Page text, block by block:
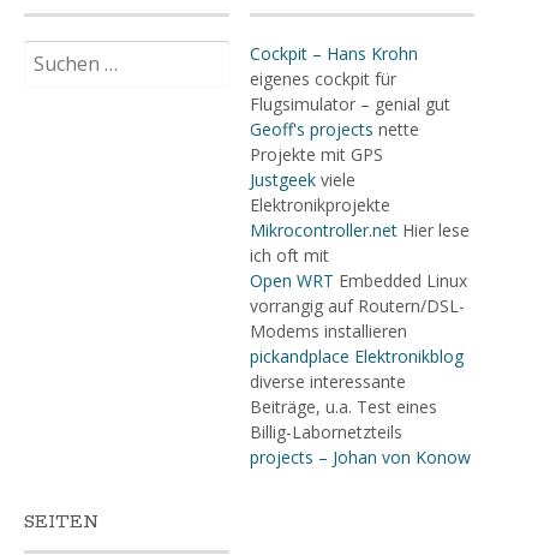
nach:
Cockpit – Hans Krohn
eigenes cockpit für
Flugsimulator – genial gut
Geoff's projects nette
Projekte mit GPS
Justgeekviele
Elektronikprojekte
Mikrocontroller.netHier lese
ich oft mit
Open WRT Embedded Linux
vorrangig auf Routern/DSL-
Modems installieren
pickandplace Elektronikblog
diverse interessante
Beiträge, u.a. Test eines
Billig-Labornetzteils
projects – Johan von Konow
SEITEN